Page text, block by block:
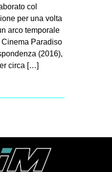
col
per una volta
arco temporale
Paradiso
(2016),
circa […]